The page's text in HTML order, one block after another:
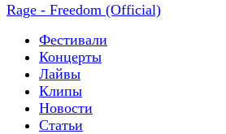
Rage - Freedom (Official)
Фестивали
Концерты
Лайвы
Клипы
Новости
Статьи